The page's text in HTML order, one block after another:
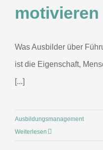
motivieren
Was Ausbilder über
ist die Eigenschaft,
[...]
Ausbildungsmanagement
Weiterlesen